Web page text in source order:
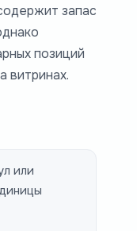
запас
позиций
витринах.
или